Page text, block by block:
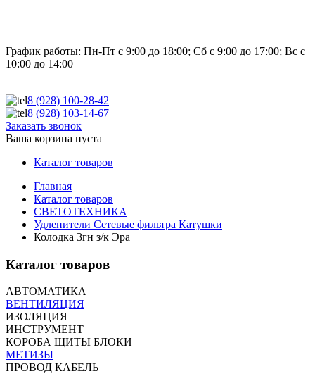
График работы: Пн-Пт с 9:00 до 18:00; Сб с 9:00 до 17:00; Вс с
10:00 до 14:00
8 (928) 100-28-42
8 (928) 103-14-67
Заказать звонок
Ваша корзина пуста
Каталог товаров
Главная
Каталог товаров
СВЕТОТЕХНИКА
Удленители Cетевые фильтра Катушки
Колодка 3гн з/к Эра
Каталог товаров
АВТОМАТИКА
ВЕНТИЛЯЦИЯ
ИЗОЛЯЦИЯ
ИНСТРУМЕНТ
КОРОБА ЩИТЫ БЛОКИ
МЕТИЗЫ
ПРОВОД КАБЕЛЬ